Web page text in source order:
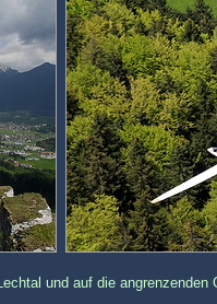
und auf die angrenzenden